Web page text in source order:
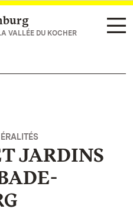
VALLÉE DU KOCHER
JARDINS